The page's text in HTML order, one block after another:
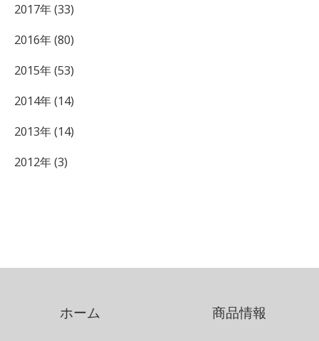
2017年 (33)
2016年 (80)
2015年 (53)
2014年 (14)
2013年 (14)
2012年 (3)
ホーム 商品情報